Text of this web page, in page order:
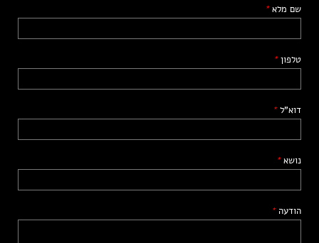
שם מלא*
טלפון*
דוא"ל*
נושא*
הודעה*